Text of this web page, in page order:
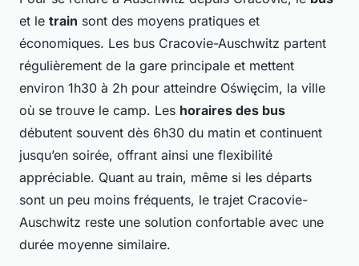
et le train sont des moyens pratiques et
économiques. Les bus Cracovie-Auschwitz partent
régulièrement de la gare principale et mettent
environ 1h30 à 2h pour atteindre Oświęcim, la ville
où se trouve le camp. Les horaires des bus
débutent souvent dès 6h30 du matin et continuent
jusqu’en soirée, offrant ainsi une flexibilité
appréciable. Quant au train, même si les départs
sont un peu moins fréquents, le trajet Cracovie-
Auschwitz reste une solution confortable avec une
durée moyenne similaire.